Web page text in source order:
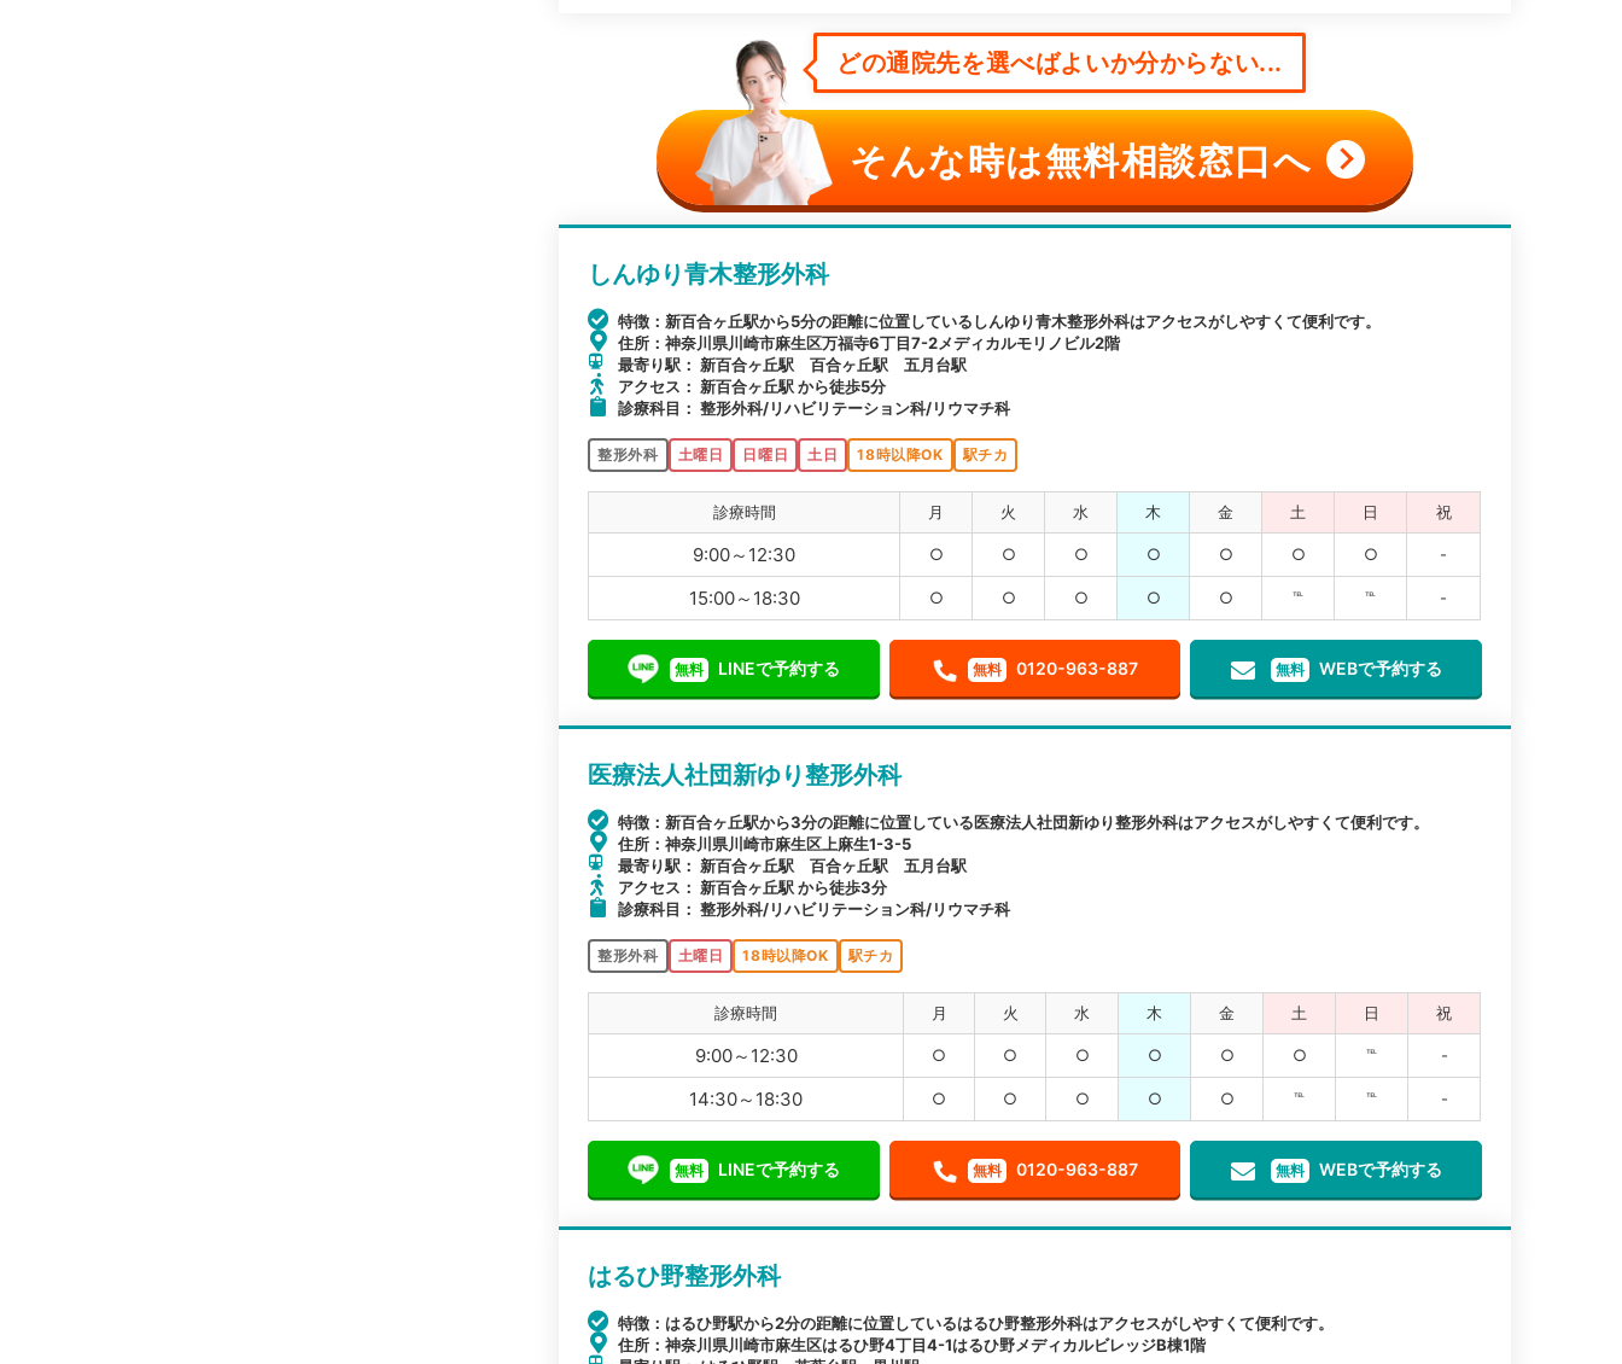
どの通院先を選べばよいか分からない...
そんな時は無料相談窓口へ
しんゆり青木整形外科
特徴：新百合ヶ丘駅から5分の距離に位置しているしんゆり青木整形外科はアクセスがしやすくて便利です。
住所：神奈川県川崎市麻生区万福寺6丁目7-2メディカルモリノビル2階
最寄り駅： 新百合ヶ丘駅 百合ヶ丘駅 五月台駅
アクセス： 新百合ヶ丘駅 から徒歩5分
診療科目： 整形外科/リハビリテーション科/リウマチ科
整形外科 土曜日 日曜日 土日 18時以降OK 駅チカ
診療時間 月 火 水 木 金 土 日 祝
9:00～12:30 ○ ○ ○ ○ ○ ○ ○ -
15:00～18:30 ○ ○ ○ ○ ○ ℡ ℡ -
無料 LINEで予約する 無料 0120-963-887 無料 WEBで予約する
医療法人社団新ゆり整形外科
特徴：新百合ヶ丘駅から3分の距離に位置している医療法人社団新ゆり整形外科はアクセスがしやすくて便利です。
住所：神奈川県川崎市麻生区上麻生1-3-5
最寄り駅： 新百合ヶ丘駅 百合ヶ丘駅 五月台駅
アクセス： 新百合ヶ丘駅 から徒歩3分
診療科目： 整形外科/リハビリテーション科/リウマチ科
整形外科 土曜日 18時以降OK 駅チカ
診療時間 月 火 水 木 金 土 日 祝
9:00～12:30 ○ ○ ○ ○ ○ ○ ℡ -
14:30～18:30 ○ ○ ○ ○ ○ ℡ ℡ -
無料 LINEで予約する 無料 0120-963-887 無料 WEBで予約する
はるひ野整形外科
特徴：はるひ野駅から2分の距離に位置しているはるひ野整形外科はアクセスがしやすくて便利です。
住所：神奈川県川崎市麻生区はるひ野4丁目4-1はるひ野メディカルビレッジB棟1階